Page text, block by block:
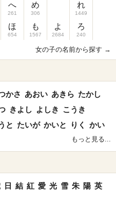
へ
261
ほ
654
め
306
も
1567
よ
2684
れ
1449
ろ
240
女の子の名前から探す →
かさ あおい あきら たかし
きよし よしき こうき
と たいが かいと りく かい
もっと見る...
日 結 紅 愛 光 雪 朱 陽 英